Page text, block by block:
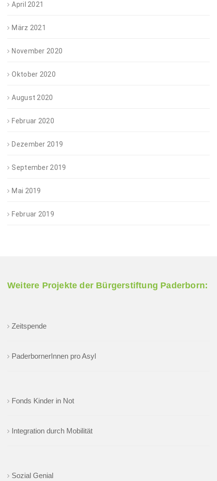
April 2021
März 2021
November 2020
Oktober 2020
August 2020
Februar 2020
Dezember 2019
September 2019
Mai 2019
Februar 2019
Weitere Projekte der Bürgerstiftung Paderborn:
Zeitspende
PaderbornerInnen pro Asyl
Fonds Kinder in Not
Integration durch Mobilität
Sozial Genial